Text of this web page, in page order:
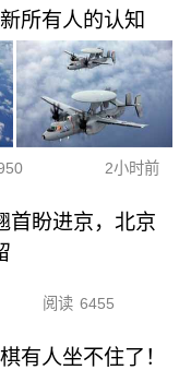
所有人的认知
2小时前
首盼进京，北京
阅读 6455
有人坐不住了！